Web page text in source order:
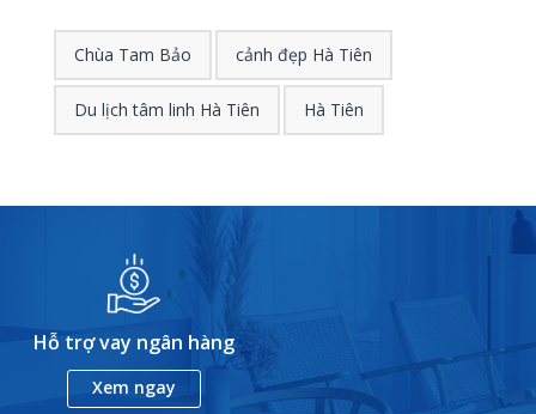
Chùa Tam Bảo cảnh đẹp Hà Tiên
Du lịch tâm linh Hà Tiên Hà Tiên
Hỗ trợ vay ngân hàng
Xem ngay